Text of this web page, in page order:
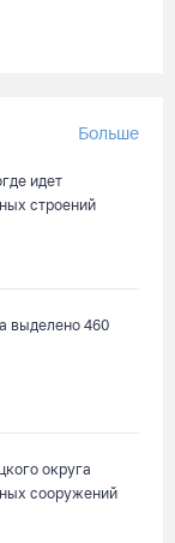
лесу под
в
Больше
идет
строений
выделено 460
округа
сооружений